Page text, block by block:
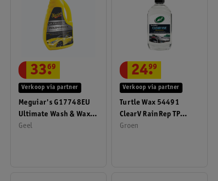
Meguiar's G17748EU
Ultimate Wash & Wax
1,42 Liter
Geel
Verkoop via partner
33.
69
Turtle Wax 54491
ClearV RainRep TP
300ml
Groen
Verkoop via partner
24.
99